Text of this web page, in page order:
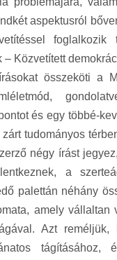
aspektusról
Közvetített
összeköti a
és egy többé-
tudományos
négy írást
a
palettán néhány
amely vállaltan
Azt